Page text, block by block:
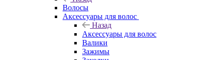
Волосы
Аксессуары для волос
Назад
Аксессуары для волос
Валики
Зажимы